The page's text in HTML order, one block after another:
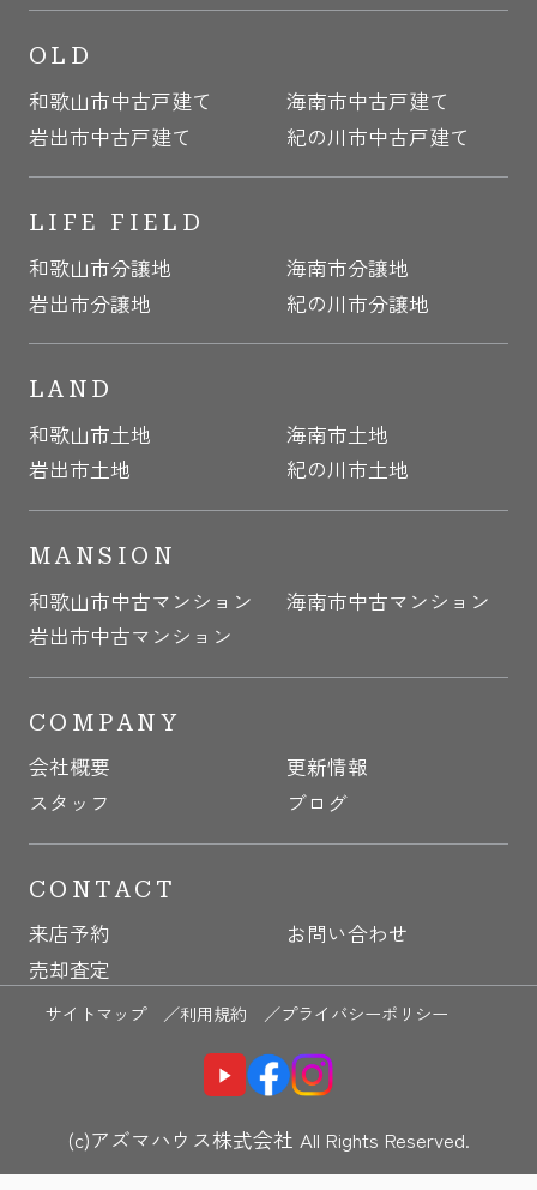
OLD
和歌山市中古戸建て
海南市中古戸建て
岩出市中古戸建て
紀の川市中古戸建て
LIFE FIELD
和歌山市分譲地
海南市分譲地
岩出市分譲地
紀の川市分譲地
LAND
和歌山市土地
海南市土地
岩出市土地
紀の川市土地
MANSION
和歌山市中古マンション
海南市中古マンション
岩出市中古マンション
COMPANY
会社概要
更新情報
スタッフ
ブログ
CONTACT
来店予約
お問い合わせ
売却査定
サイトマップ ／利用規約 ／プライバシーポリシー
(c)アズマハウス株式会社 All Rights Reserved.